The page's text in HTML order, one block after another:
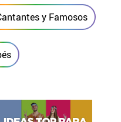
y Famosos